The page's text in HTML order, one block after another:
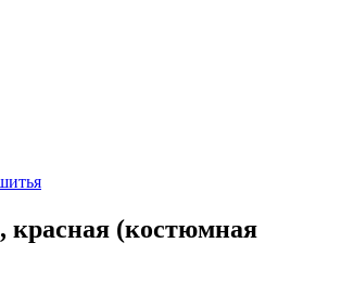
красная (костюмная